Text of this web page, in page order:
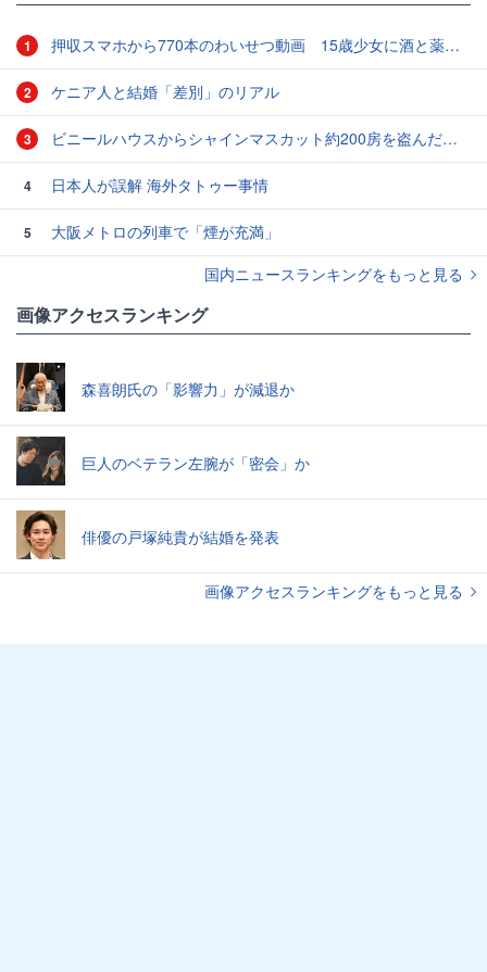
1 押収スマホから770本のわいせつ動画 15歳少女に酒と薬飲ませ性的暴行か 54歳男を再逮捕 「薬もありますよ」とSNSで誘い出し
2 ケニア人と結婚「差別」のリアル
3 ビニールハウスからシャインマスカット約200房を盗んだ疑い ネットで販売か 無職の男（42）逮捕 岡山県警
4 日本人が誤解 海外タトゥー事情
5
大阪メトロの列車で「煙が充満」
国内ニュースランキングをもっと見る
画像アクセスランキング
森喜朗氏の「影響力」が減退か
巨人のベテラン左腕が「密会」か
俳優の戸塚純貴が結婚を発表
画像アクセスランキングをもっと見る